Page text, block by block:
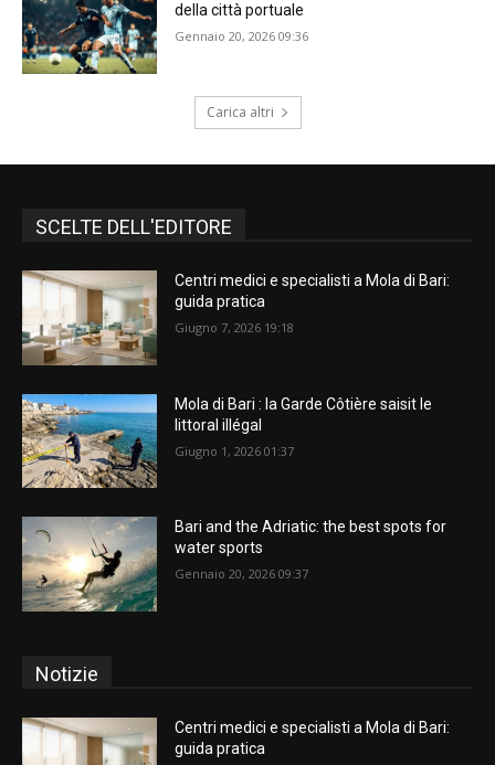
della città portuale
Gennaio 20, 2026 09:36
Carica altri
SCELTE DELL'EDITORE
Centri medici e specialisti a Mola di Bari:
guida pratica
Giugno 7, 2026 19:18
Mola di Bari : la Garde Côtière saisit le
littoral illégal
Giugno 1, 2026 01:37
Bari and the Adriatic: the best spots for
water sports
Gennaio 20, 2026 09:37
Notizie
Centri medici e specialisti a Mola di Bari:
guida pratica